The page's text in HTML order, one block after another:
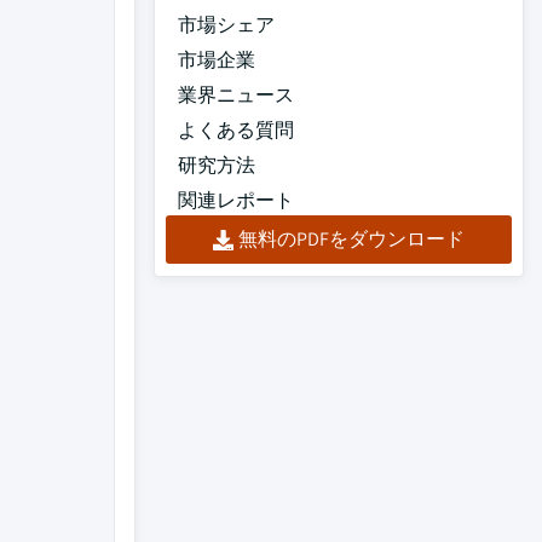
市場シェア
市場企業
業界ニュース
よくある質問
研究方法
関連レポート
無料のPDFをダウンロード